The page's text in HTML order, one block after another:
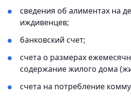
сведения об алиментах на
иждивенцев;
банковский счет;
счета о размерах
содержание жилого дома
счета на потребление